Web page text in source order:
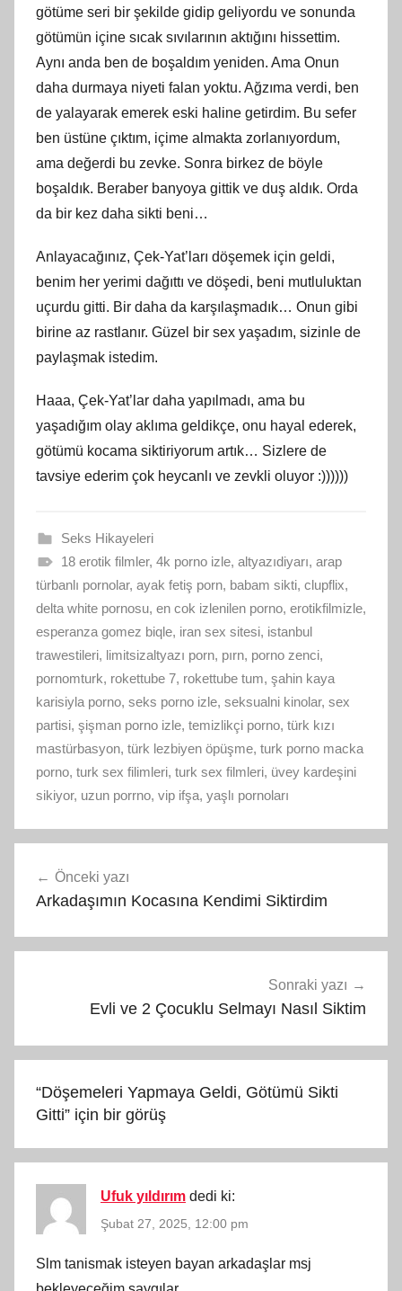
götüme seri bir şekilde gidip geliyordu ve sonunda
götümün içine sıcak sıvılarının aktığını hissettim.
Aynı anda ben de boşaldım yeniden. Ama Onun
daha durmaya niyeti falan yoktu. Ağzıma verdi, ben
de yalayarak emerek eski haline getirdim. Bu sefer
ben üstüne çıktım, içime almakta zorlanıyordum,
ama değerdi bu zevke. Sonra birkez de böyle
boşaldık. Beraber banyoya gittik ve duş aldık. Orda
da bir kez daha sikti beni…
Anlayacağınız, Çek-Yat’ları döşemek için geldi,
benim her yerimi dağıttı ve döşedi, beni mutluluktan
uçurdu gitti. Bir daha da karşılaşmadık… Onun gibi
birine az rastlanır. Güzel bir sex yaşadım, sizinle de
paylaşmak istedim.
Haaa, Çek-Yat’lar daha yapılmadı, ama bu
yaşadığım olay aklıma geldikçe, onu hayal ederek,
götümü kocama siktiriyorum artık… Sizlere de
tavsiye ederim çok heycanlı ve zevkli oluyor :))))))
Seks Hikayeleri
18 erotik filmler, 4k porno izle, altyazıdiyarı, arap
türbanlı pornolar, ayak fetiş porn, babam sikti, clupflix,
delta white pornosu, en cok izlenilen porno, erotikfilmizle,
esperanza gomez biqle, iran sex sitesi, istanbul
trawestileri, limitsizaltyazı porn, pırn, porno zenci,
pornomturk, rokettube 7, rokettube tum, şahin kaya
karisiyla porno, seks porno izle, seksualni kinolar, sex
partisi, şişman porno izle, temizlikçi porno, türk kızı
mastürbasyon, türk lezbiyen öpüşme, turk porno macka
porno, turk sex filimleri, turk sex filmleri, üvey kardeşini
sikiyor, uzun porrno, vip ifşa, yaşlı pornoları
gezinmesi
Önceki yazı
Arkadaşımın Kocasına Kendimi Siktirdim
Sonraki yazı
Evli ve 2 Çocuklu Selmayı Nasıl Siktim
“Döşemeleri Yapmaya Geldi, Götümü Sikti
Gitti” için bir görüş
Ufuk yıldırım dedi ki:
Şubat 27, 2025, 12:00 pm
Slm tanismak isteyen bayan arkadaşlar msj